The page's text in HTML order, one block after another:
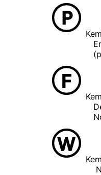
Er ikke
Det er